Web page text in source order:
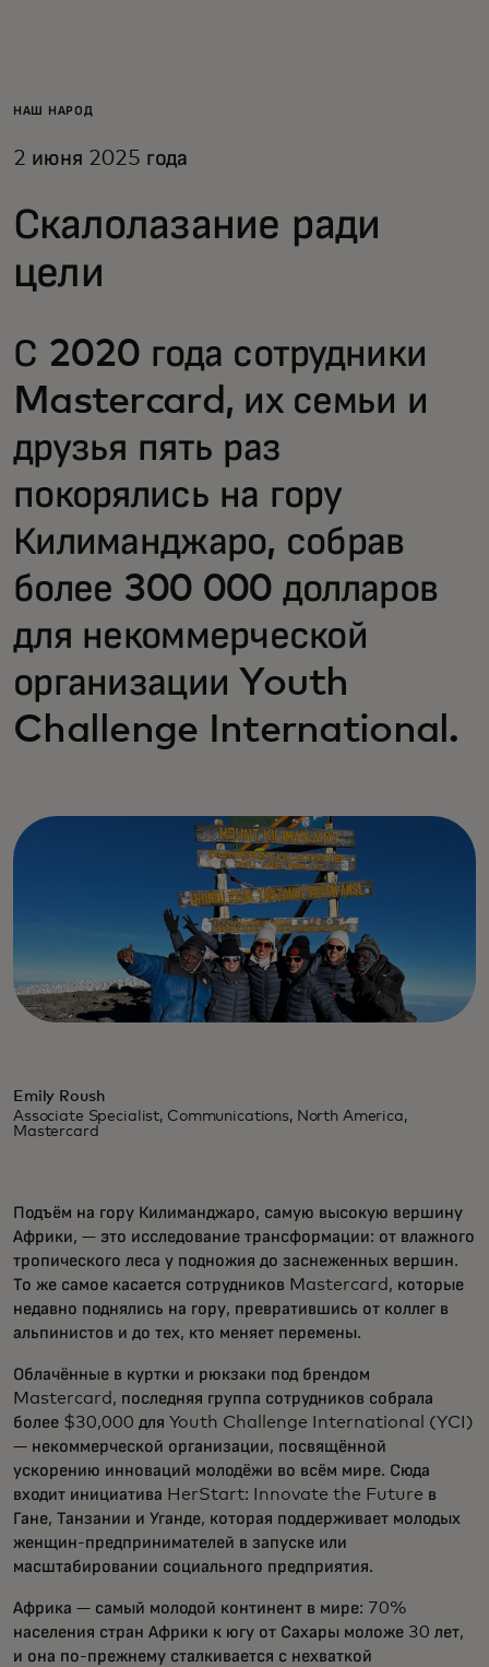
Для бизнеса
НАШ НАРОД
2 июня 2025 года
Скалолазание ради
цели
С 2020 года сотрудники
Mastercard, их семьи и
друзья пять раз
покорялись на гору
Килиманджаро, собрав
более 300 000 долларов
для некоммерческой
организации Youth
Challenge International.
Emily Roush
Associate Specialist, Communications, North America,
Mastercard
Подъём на гору Килиманджаро, самую высокую вершину
Африки, — это исследование трансформации: от влажного
тропического леса у подножия до заснеженных вершин.
То же самое касается сотрудников Mastercard, которые
недавно поднялись на гору, превратившись от коллег в
альпинистов и до тех, кто меняет перемены.
Облачённые в куртки и рюкзаки под брендом
Mastercard, последняя группа сотрудников собрала
более $30,000 для Youth Challenge International (YCI)
— некоммерческой организации, посвящённой
ускорению инноваций молодёжи во всём мире. Сюда
входит инициатива HerStart: Innovate the Future в
Гане, Танзании и Уганде, которая поддерживает молодых
женщин-предпринимателей в запуске или
масштабировании социального предприятия.
Африка — самый молодой континент в мире: 70%
населения стран Африки к югу от Сахары моложе 30 лет,
и она по-прежнему сталкивается с нехваткой